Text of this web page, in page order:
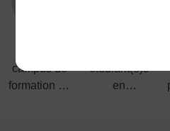
campus de
formation en
étudiant(e)s
en